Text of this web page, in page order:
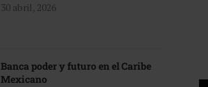
30 abril, 2026
Banca poder y futuro en el Caribe
Mexicano